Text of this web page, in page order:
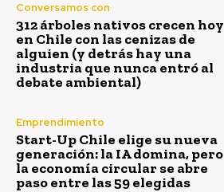
Conversamos con
312 árboles nativos crecen hoy
en Chile con las cenizas de
alguien (y detrás hay una
industria que nunca entró al
debate ambiental)
Emprendimiento
Start-Up Chile elige su nueva
generación: la IA domina, pero
la economía circular se abre
paso entre las 59 elegidas